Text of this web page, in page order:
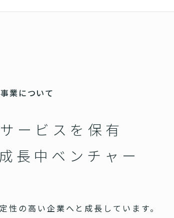
業について
ービスを保有
長中ベンチャー
の高い企業へと成長しています。